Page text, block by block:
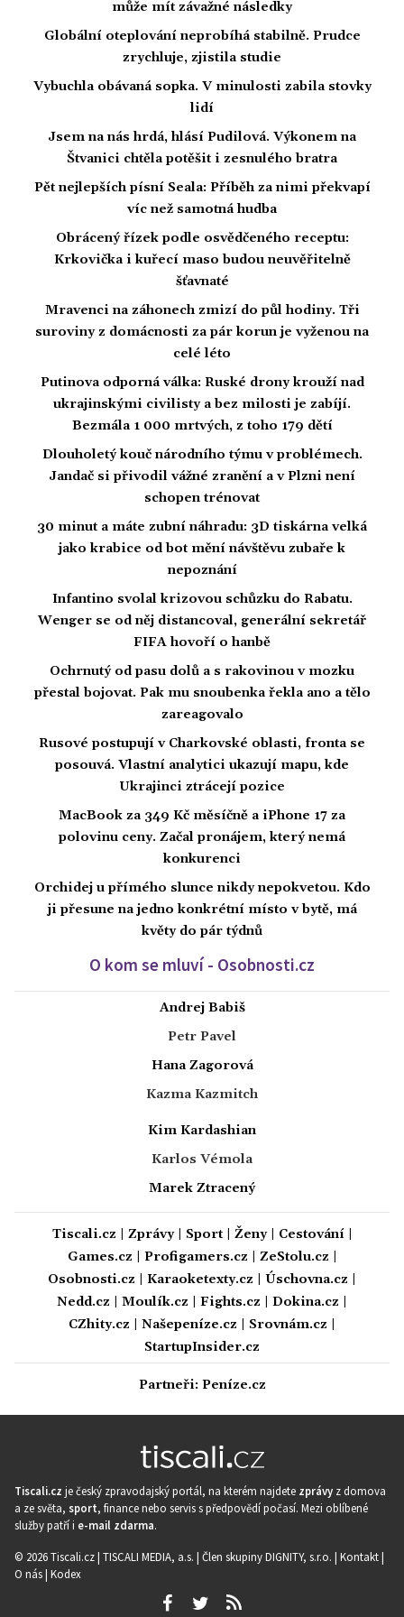
může mít závažné následky
Globální oteplování neprobíhá stabilně. Prudce
zrychluje, zjistila studie
Vybuchla obávaná sopka. V minulosti zabila stovky
lidí
Jsem na nás hrdá, hlásí Pudilová. Výkonem na
Štvanici chtěla potěšit i zesnulého bratra
Pět nejlepších písní Seala: Příběh za nimi překvapí
víc než samotná hudba
Obrácený řízek podle osvědčeného receptu:
Krkovička i kuřecí maso budou neuvěřitelně
šťavnaté
Mravenci na záhonech zmizí do půl hodiny. Tři
suroviny z domácnosti za pár korun je vyženou na
celé léto
Putinova odporná válka: Ruské drony krouží nad
ukrajinskými civilisty a bez milosti je zabíjí.
Bezmála 1 000 mrtvých, z toho 179 dětí
Dlouholetý kouč národního týmu v problémech.
Jandač si přivodil vážné zranění a v Plzni není
schopen trénovat
30 minut a máte zubní náhradu: 3D tiskárna velká
jako krabice od bot mění návštěvu zubaře k
nepoznání
Infantino svolal krizovou schůzku do Rabatu.
Wenger se od něj distancoval, generální sekretář
FIFA hovoří o hanbě
Ochrnutý od pasu dolů a s rakovinou v mozku
přestal bojovat. Pak mu snoubenka řekla ano a tělo
zareagovalo
Rusové postupují v Charkovské oblasti, fronta se
posouvá. Vlastní analytici ukazují mapu, kde
Ukrajinci ztrácejí pozice
MacBook za 349 Kč měsíčně a iPhone 17 za
polovinu ceny. Začal pronájem, který nemá
konkurenci
Orchidej u přímého slunce nikdy nepokvetou. Kdo
ji přesune na jedno konkrétní místo v bytě, má
květy do pár týdnů
O kom se mluví - Osobnosti.cz
Andrej Babiš
Petr Pavel
Hana Zagorová
Kazma Kazmitch
Kim Kardashian
Karlos Vémola
Marek Ztracený
Tiscali.cz Zprávy| Sport| Ženy| Cestování|
Games.cz
Profigamers.cz ZeStolu.cz
Osobnosti.cz
Karaoketexty.cz Úschovna.cz
Nedd.cz
Moulík.cz Fights.cz Dokina.cz
CZhity.cz
Našepeníze.cz Srovnám.cz
StartupInsider.cz
Partneři: Peníze.cz
Tiscali.cz je český zpravodajský portál, na kterém najdete zprávy z domova
a ze světa, sport, finance nebo servis s předpovědí počasí. Mezi oblíbené
služby patří i e-mail zdarma.
© 2026 Tiscali.cz | TISCALI MEDIA, a.s. | Člen skupiny DIGNITY, s.r.o. | Kontakt|
O nás| Kodex